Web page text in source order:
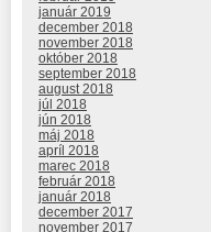
január 2019
december 2018
november 2018
október 2018
september 2018
august 2018
júl 2018
jún 2018
máj 2018
apríl 2018
marec 2018
február 2018
január 2018
december 2017
november 2017